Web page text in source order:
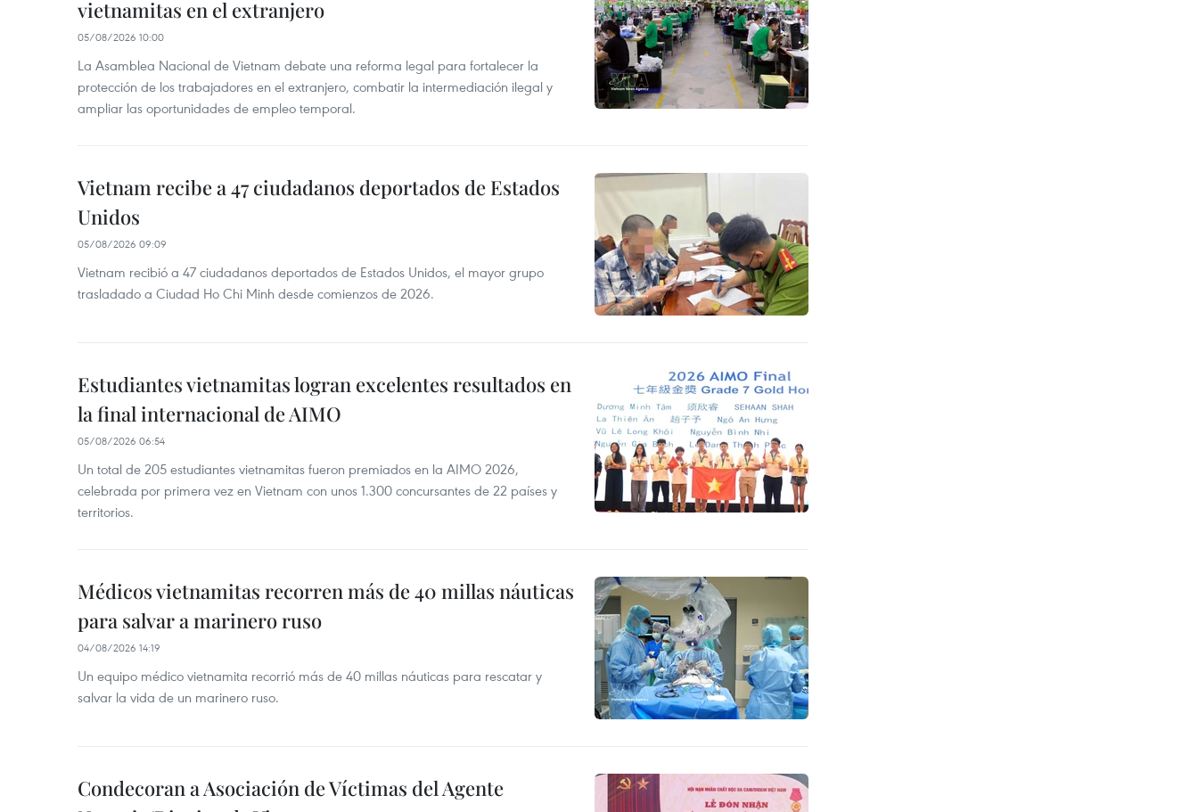
vietnamitas en el extranjero
05/08/2026 10:00
La Asamblea Nacional de Vietnam debate una reforma legal para fortalecer la
protección de los trabajadores en el extranjero, combatir la intermediación ilegal y
ampliar las oportunidades de empleo temporal.
Vietnam recibe a 47 ciudadanos deportados de Estados
Unidos
05/08/2026 09:09
Vietnam recibió a 47 ciudadanos deportados de Estados Unidos, el mayor grupo
trasladado a Ciudad Ho Chi Minh desde comienzos de 2026.
Estudiantes vietnamitas logran excelentes resultados en
la final internacional de AIMO
05/08/2026 06:54
Un total de 205 estudiantes vietnamitas fueron premiados en la AIMO 2026,
celebrada por primera vez en Vietnam con unos 1.300 concursantes de 22 países y
territorios.
Médicos vietnamitas recorren más de 40 millas náuticas
para salvar a marinero ruso
04/08/2026 14:19
Un equipo médico vietnamita recorrió más de 40 millas náuticas para rescatar y
salvar la vida de un marinero ruso.
Condecoran a Asociación de Víctimas del Agente